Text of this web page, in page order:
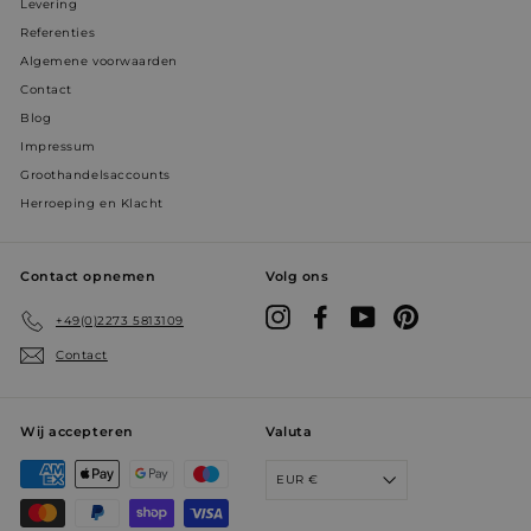
Levering
Referenties
Algemene voorwaarden
Contact
Blog
Impressum
Groothandelsaccounts
Herroeping en Klacht
Contact opnemen
+49(0)2273 5813109
Contact
Volg ons
InstagramFacebookYouTube
Wij accepteren Valuta
EUR €
prism_612911316 prism.app-us1.com